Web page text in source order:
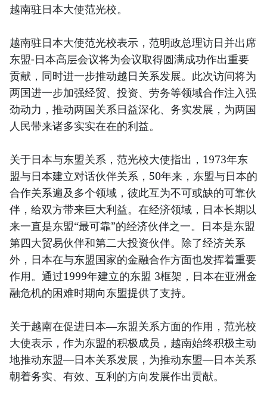
越南驻日本大使范光校。
越南驻日本大使范光校表示，范明政总理访日并出席
东盟-日本高层会议将为会议取得圆满成功作出重要
贡献，同时进一步推动越日关系发展。此次访问将为
两国进一步加强经贸、投资、劳务等领域合作注入强
劲动力，推动两国关系日益深化、务实发展，为两国
人民带来诸多实实在在的利益。
关于日本与东盟关系，范光校大使指出，1973年东
盟与日本建立对话伙伴关系，50年来，东盟与日本的
合作关系遍及多个领域，彼此互为不可或缺的可靠伙
伴，给双方带来巨大利益。在经济领域，日本长期以
来一直是东盟“最可靠”的经济伙伴之一。日本是东盟
第四大贸易伙伴和第二大投资伙伴。除了经济关系
外，日本在与东盟国家的金融合作方面也发挥着重要
作用。通过1999年建立的东盟 3框架，日本在亚洲金
融危机的困难时期向东盟提供了支持。
关于越南在促进日本—东盟关系方面的作用，范光校
大使表示，作为东盟的积极成员，越南始终积极主动
地推动东盟—日本关系发展，为推动东盟—日本关系
朝着务实、有效、互利的方向发展作出贡献。